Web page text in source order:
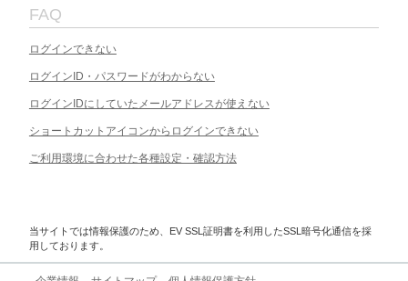
FAQ
ログインできない
ログインID・パスワードがわからない
ログインIDにしていたメールアドレスが使えない
ショートカットアイコンからログインできない
ご利用環境に合わせた各種設定・確認方法
当サイトでは情報保護のため、EV SSL証明書を利用したSSL暗号化通信を採
用しております。